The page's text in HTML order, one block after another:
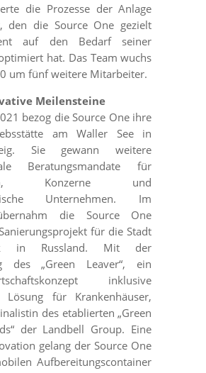
die Prozesse der Anlage
den die Source One gezielt
auf den Bedarf seiner
hat. Das Team wuchs
um fünf weitere Mitarbeiter.
Meilensteine
bezog die Source One ihre
am Waller See in
Sie gewann weitere
Beratungsmandate für
Konzerne und
Unternehmen. Im
die Source One
für die Stadt
in Russland. Mit der
des „Green Leaver“, ein
inklusive
Lösung für Krankenhäuser,
des etablierten „Green
der Landbell Group. Eine
gelang der Source One
Aufbereitungscontainer